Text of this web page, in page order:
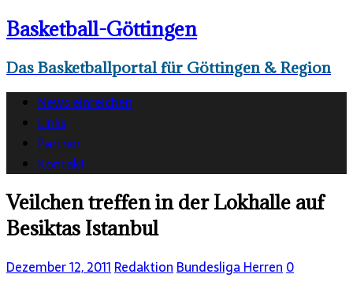
Basketball-Göttingen
Das Basketballportal für Göttingen & Region
News einreichen
Links
Partner
Kontakt
Veilchen treffen in der Lokhalle auf
Besiktas Istanbul
Dezember 12, 2011RedaktionBundesliga Herren0